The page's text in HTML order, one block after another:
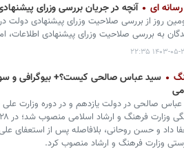
ای آنچه در جریان بررسی وزرای
روز از بررسی صلاحیت وزرای پیشنهادی
به بررسی صلاحیت وزرای پیشنهادی اطلاعات،
۰۵-۲۸ ۲۲:۳۵
سید عباس صالحی کیست؟+ بیوگرافی و
صالحی در دولت یازدهم و در دوره وزارت
داد و حسن روحانی، بلافاصله پس از استعفای
وزارت فرهنگ و ارشاد منصوب کرد.